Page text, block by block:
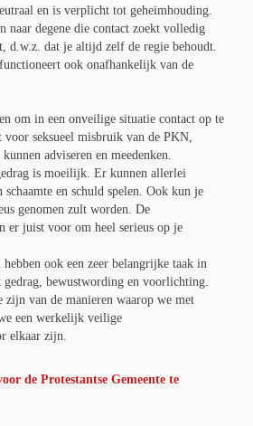
en is verplicht tot geheimhouding.
naar degene die contact zoekt volledig
d.w.z. dat je altijd zelf de regie behoudt.
ook onafhankelijk van de
om in een onveilige situatie contact op te
voor seksueel misbruik van de PKN,
adviseren en meedenken.
is moeilijk. Er kunnen allerlei
schaamte en schuld spelen. Ook kun je
genomen zult worden. De
er juist voor om heel serieus op je
hebben ook een zeer belangrijke taak in
gedrag, bewustwording en voorlichting.
zijn van de manieren waarop we met
een werkelijk veilige
elkaar zijn.
de Protestantse Gemeente te